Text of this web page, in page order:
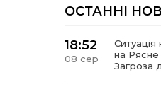
ОСТАННІ
18:52
08 сер
Ситуація
на
Загроза